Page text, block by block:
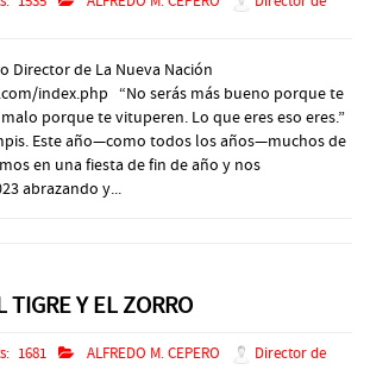
Director de La Nueva Nación
index.php “No serás más bueno porque te
porque te vituperen. Lo que eres eso eres.”
Este año—como todos los años—muchos de
en una fiesta de fin de año y nos
abrazando y...
TIGRE Y EL ZORRO
1681 ALFREDO M. CEPERO
Director de